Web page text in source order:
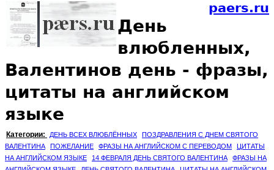
paers.ru
День
влюбленных,
Валентинов день - фразы,
цитаты на английском
языке
Категории: ДЕНЬ ВСЕХ ВЛЮБЛЁННЫХ
ПОЗДРАВЛЕНИЯ С ДНЕМ СВЯТОГО
ВАЛЕНТИНА
ПОЖЕЛАНИЕ ФРАЗЫ НА АНГЛИЙСКОМ С ПЕРЕВОДОМ
ЦИТАТЫ
НА АНГЛИЙСКОМ ЯЗЫКЕ
14 ФЕВРАЛЯ ДЕНЬ СВЯТОГО ВАЛЕНТИНА
ФРАЗЫ НА